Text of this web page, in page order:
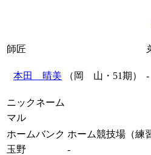
師匠
本田 晴美 （岡 山・51期） -
ニックネーム
マル
ホームバンク ホーム競技場（練
玉野
-